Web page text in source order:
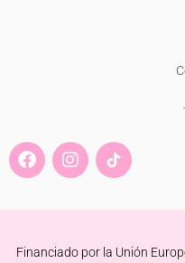
F
a
e
o
I
n
t
r
Financiado por la Unión